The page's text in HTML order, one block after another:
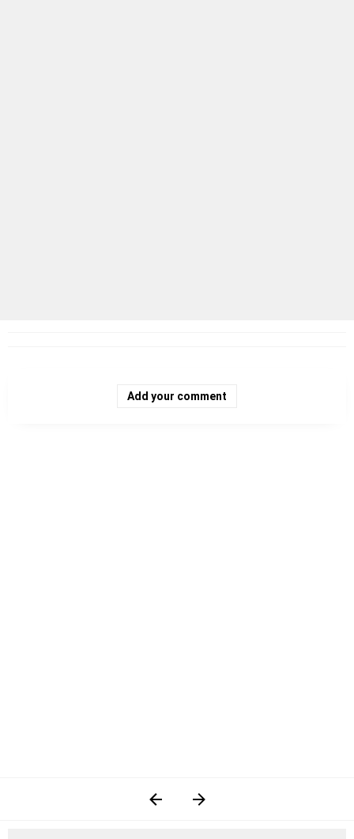
Add your comment